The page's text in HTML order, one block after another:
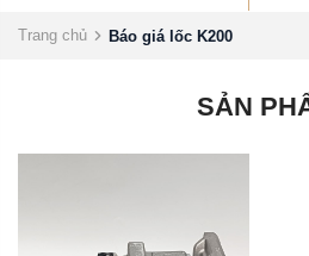
Trang chủ Báo giá lốc K200
SẢN